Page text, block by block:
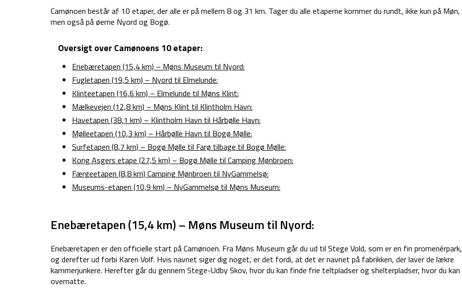
Camønoen består af 10 etaper, der alle er på mellem 8 og 31 km. Tager du alle etaperne kommer du rundt, ikke kun på Møn,
men også på øerne Nyord og Bogø.
Oversigt over Camønoens 10 etaper:
Enebæretapen (15,4 km) – Møns Museum til Nyord:
Fugletapen (19,5 km) – Nyord til Elmelunde:
Klinteetapen (16,6 km) – Elmelunde til Møns Klint:
Mælkevejen (12,8 km) – Møns Klint til Klintholm Havn:
Havetapen (38,1 km) – Klintholm Havn til Hårbølle Havn:
Mølleetapen (10,3 km) – Hårbølle Havn til Bogø Mølle:
Surfetapen (8,7 km) – Bogø Mølle til Farø tilbage til Bogø Mølle:
Kong Asgers etape (27,5 km) – Bogø Mølle til Camping Mønbroen:
Færgeetapen (8,8 km) Camping Mønbroen til NyGammelsø:
Museums-etapen (10,9 km) – NyGammelsø til Møns Museum:
Enebæretapen (15,4 km) – Møns Museum til Nyord:
Enebæretapen er den officielle start på Camønoen. Fra Møns Museum går du ud til Stege Vold, som er en fin promenérpark,
og derefter ud forbi Karen Volf. Hvis navnet siger dig noget, er det fordi, at det er navnet på fabrikken, der laver de lækre
kammerjunkere. Herefter går du gennem Stege-Udby Skov, hvor du kan finde frie teltpladser og shelterpladser, hvor du kan
overnatte.